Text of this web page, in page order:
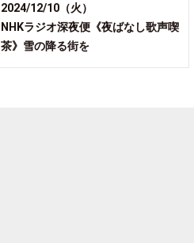
2024/12/10（火）
NHKラジオ深夜便《夜ばなし歌声喫
茶》雪の降る街を